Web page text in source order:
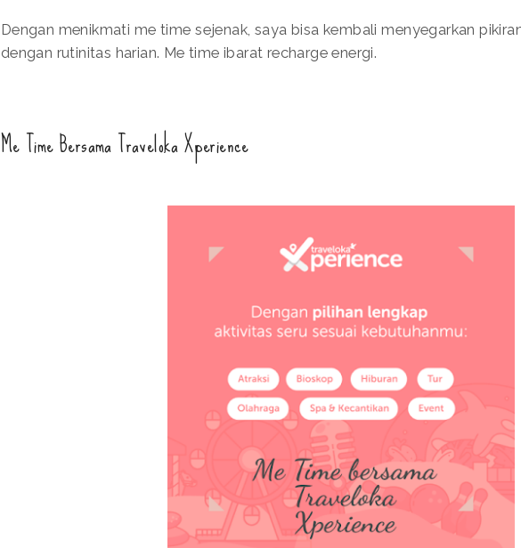
Dengan menikmati me time sejenak, saya bisa kembali menyegarkan
dengan rutinitas harian. Me time ibarat recharge energi.
Me Time Bersama Traveloka Xperience